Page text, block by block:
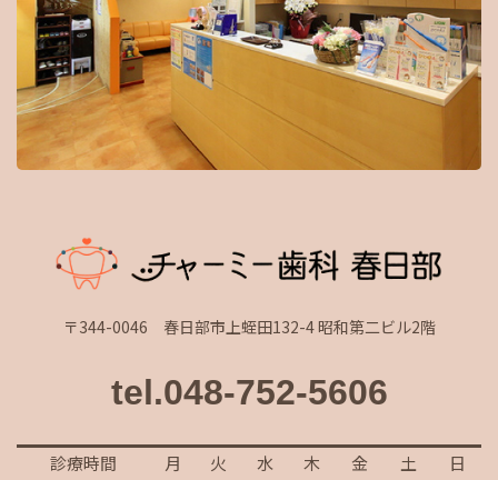
〒344-0046 春日部市上蛭田132-4 昭和第二ビル2階
tel.048-752-5606
診療時間 月 火 水 木 金 土
日